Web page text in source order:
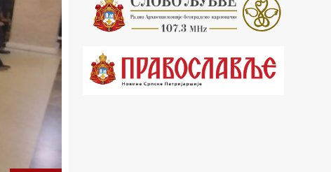
15.15 Молитве
15.30 Манастири на Косову и
Метохији
16.03 Српска историјска читанка